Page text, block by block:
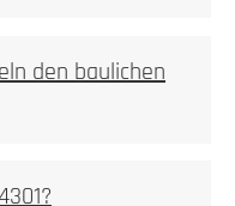
den baulichen